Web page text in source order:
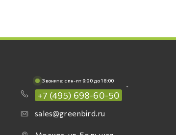
Звоните: c пн-пт 9:00 до 18:00
+7 (495) 698-60-50
sales@greenbird.ru